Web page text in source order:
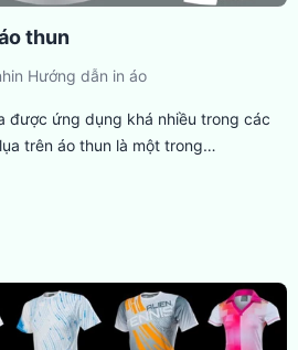
thun
in Hướng dẫn in áo
được ứng dụng khá nhiều trong các
trên áo thun là một trong…